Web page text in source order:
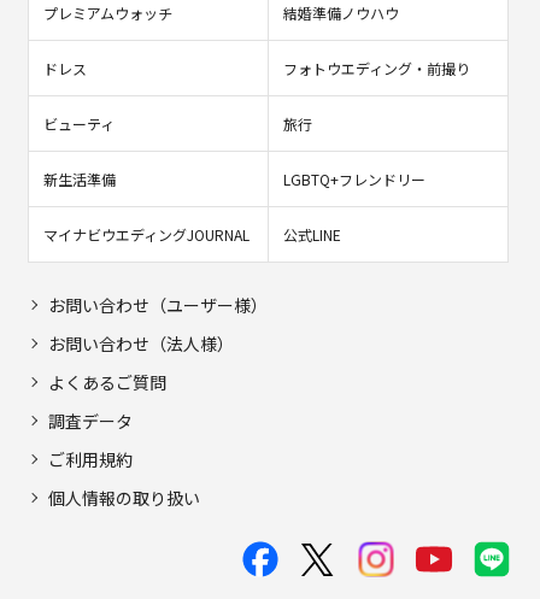
プレミアムウォッチ 結婚準備ノウハウ
ドレス フォトウエディング・前撮り
ビューティ 旅行
新生活準備 LGBTQ+フレンドリー
マイナビウエディングJOURNAL 公式LINE
お問い合わせ（ユーザー様）
お問い合わせ（法人様）
よくあるご質問
調査データ
ご利用規約
個人情報の取り扱い